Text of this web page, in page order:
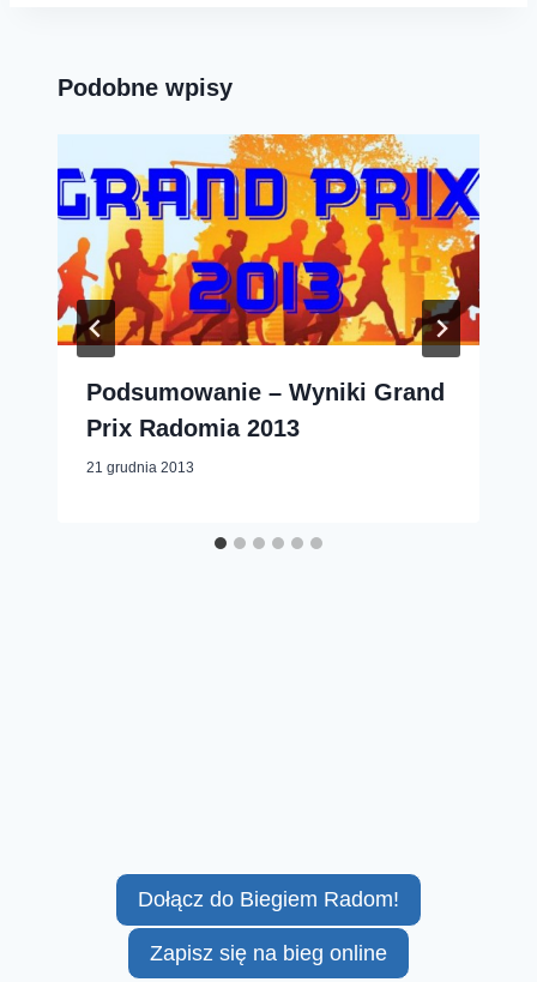
Podobne wpisy
Podsumowanie – Wyniki Grand
Prix Radomia 2013
21 grudnia 2013
Dołącz do Biegiem Radom!
Zapisz się na bieg online